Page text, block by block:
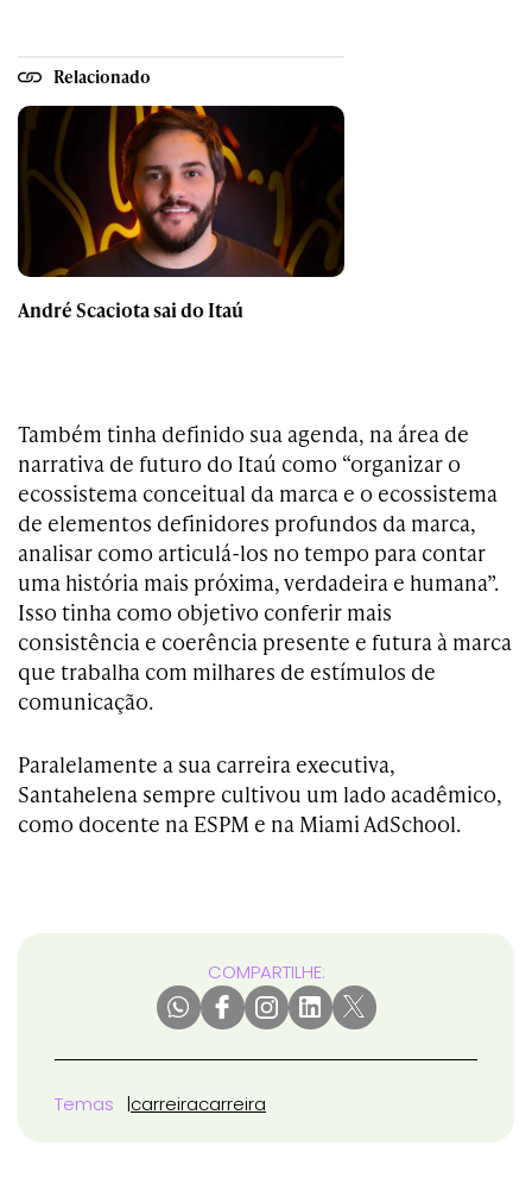
Relacionado
André Scaciota sai do Itaú
Também tinha definido sua agenda, na área de
narrativa de futuro do Itaú como “organizar o
ecossistema conceitual da marca e o ecossistema
de elementos definidores profundos da marca,
analisar como articulá-los no tempo para contar
uma história mais próxima, verdadeira e humana”.
Isso tinha como objetivo conferir mais
consistência e coerência presente e futura à marca
que trabalha com milhares de estímulos de
comunicação.
Paralelamente a sua carreira executiva,
Santahelena sempre cultivou um lado acadêmico,
como docente na ESPM e na Miami AdSchool.
COMPARTILHE:
Temas carreiracarreira